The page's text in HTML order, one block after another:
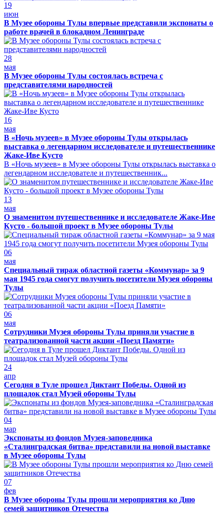
19
июн
В Музее обороны Тулы впервые представили экспонаты о
работе врачей в блокадном Ленинграде
28
мая
В Музее обороны Тулы состоялась встреча с
представителями народностей
16
мая
В «Ночь музеев» в Музее обороны Тулы открылась
выставка о легендарном исследователе и путешественнике
Жаке-Иве Кусто
В «Ночь музеев» в Музее обороны Тулы открылась выставка о
легендарном исследователе и путешественник...
13
мая
О знаменитом путешественнике и исследователе Жаке-Иве
Кусто - большой проект в Музее обороны Тулы
06
мая
Специальный тираж областной газеты «Коммунар» за 9
мая 1945 года смогут получить посетители Музея обороны
Тулы
06
мая
Сотрудники Музея обороны Тулы приняли участие в
театрализованной части акции «Поезд Памяти»
24
апр
Сегодня в Туле прошел Диктант Победы. Одной из
площадок стал Музей обороны Тулы
04
мар
Экспонаты из фондов Музея-заповедника
«Сталинградская битва» представили на новой выставке
в Музее обороны Тулы
07
фев
В Музее обороны Тулы прошли мероприятия ко Дню
семей защитников Отечества